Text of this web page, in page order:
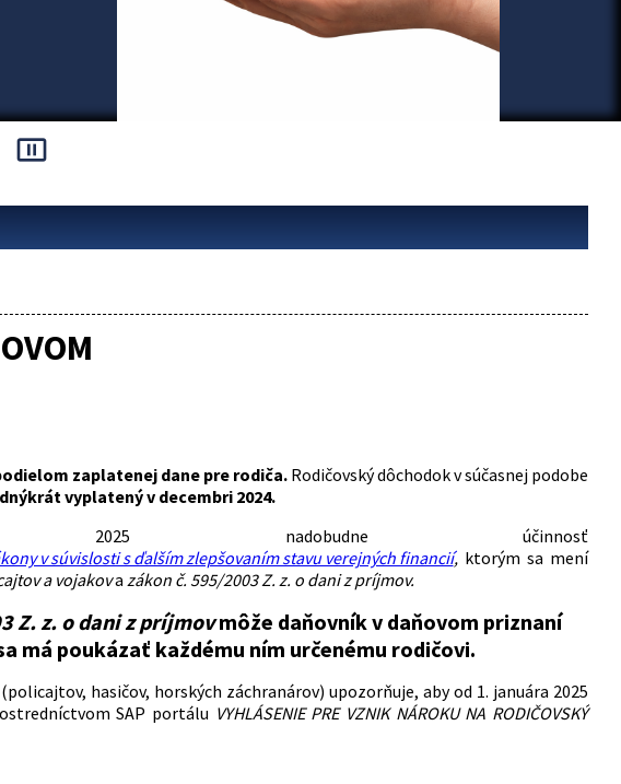
pause_presentation
zaplatenej dane pre rodiča. Rodičovský dôchodok v súčasnej podobe
vyplatený v decembri 2024.
nadobudne účinnosť
v súvislosti s ďalším zlepšovaním stavu verejných financií,ktorým sa mení
a vojakova zákon č. 595/2003 Z. z. o dani z príjmov.
Z. z. o dani z príjmov môže daňovník v daňovom priznaní
má poukázať každému ním určenému rodičovi.
hasičov, horských záchranárov) upozorňuje, aby od 1. januára 2025
SAP portálu VYHLÁSENIE PRE VZNIK NÁROKU NA RODIČOVSKÝ